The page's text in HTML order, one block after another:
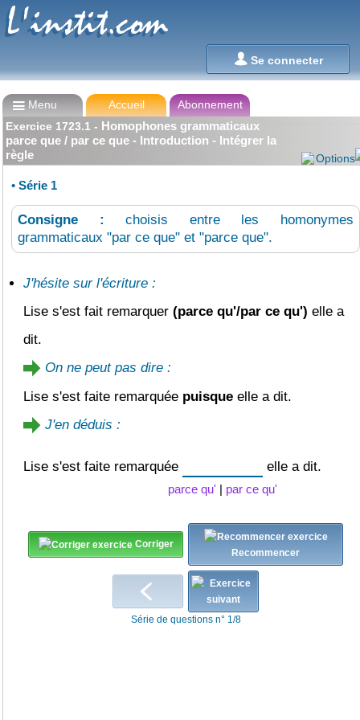
Se connecter
L'instit.com
L'instit.com
Menu Accueil
Abonnement
Exercice 1723.1 - Homophones grammaticaux
parce que / par ce que - Introduction - Intégrer la
règle
Options
• Série 1
Consigne :choisis entre les homonymes
grammaticaux "par ce que" et "parce que".
J'hésite sur l'écriture :
Lise s'est fait remarquer (parce qu'/par ce qu') elle a
dit.
On ne peut pas dire :
Lise s'est faite remarquée puisque elle a dit.
J'en déduis :
Lise s'est faite remarquée
parce qu' | par ce qu'
elle a dit.
Corriger
Recommencer
Série de questions n° 1/8